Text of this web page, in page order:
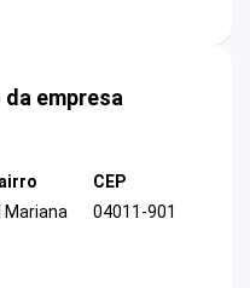
empresa
Mariana
CEP
04011-901